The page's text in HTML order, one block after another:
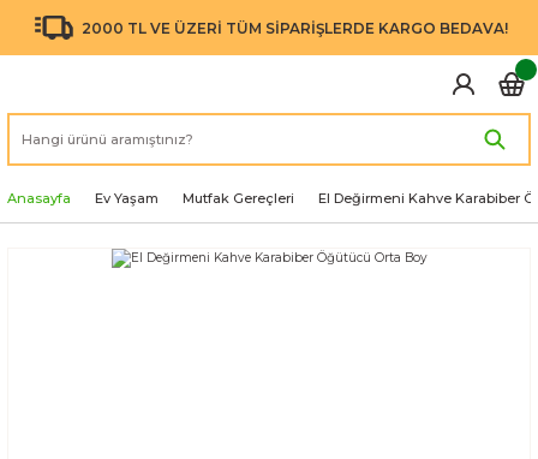
2000 TL VE ÜZERİ TÜM SİPARİŞLERDE KARGO BEDAVA!
Anasayfa Ev Yaşam Mutfak Gereçleri El Değirmeni Kahve Karabiber